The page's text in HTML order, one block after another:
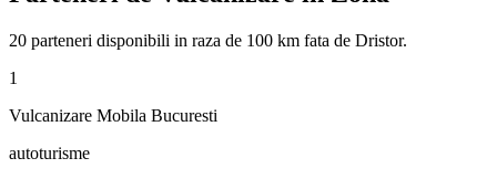
20 parteneri disponibili in raza de 100 km fata de Dristor.
1
Vulcanizare Mobila Bucuresti
autoturisme